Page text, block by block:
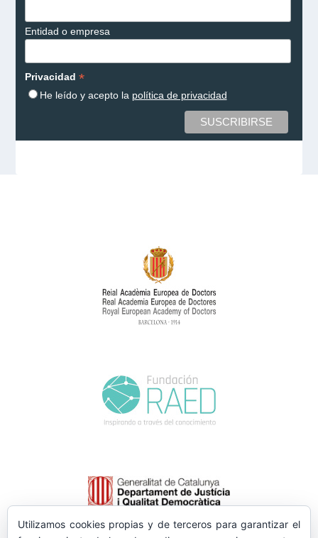
Entidad o empresa
Privacidad *
He leído y acepto la política de privacidad
Utilizamos cookies propias y de terceros para garantizar el